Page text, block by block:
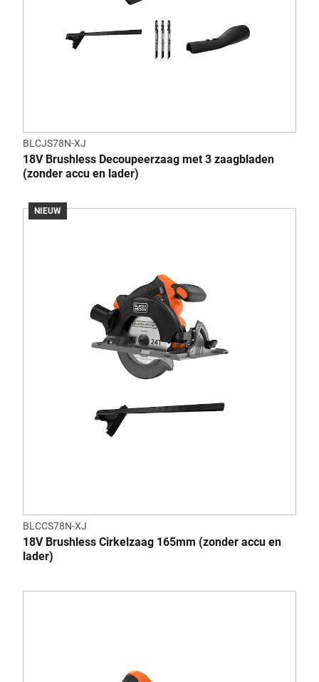
BLCJS78N-XJ
18V Brushless Decoupeerzaag met 3 zaagbladen
(zonder accu en lader)
NIEUW
BLCCS78N-XJ
18V Brushless Cirkelzaag 165mm (zonder accu en
lader)